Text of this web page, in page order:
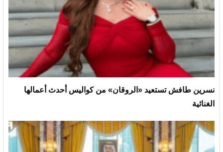
نسرين طافش تستعيد «الروقان» من كواليس أحدث أعمالها
الغنائية